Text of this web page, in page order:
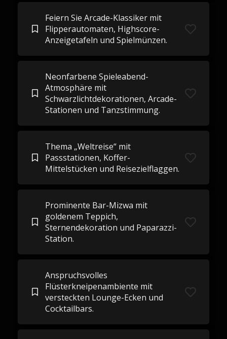
Feiern Sie Arcade-Klassiker mit
Flipperautomaten, Highscore-
Anzeigetafeln und Spielmünzen.
Neonfarbene Spieleabend-
Atmosphäre mit
Schwarzlichtdekorationen, Arcade-
Stationen und Tanzstimmung.
Thema „Weltreise“ mit
Passstationen, Koffer-
Mittelstücken und Reisezielflaggen.
Prominente Bar-Mizwa mit
goldenem Teppich,
Sternendekoration und Paparazzi-
Station.
Anspruchsvolles
Flüsterkneipenambiente mit
versteckten Lounge-Ecken und
Cocktailbars.